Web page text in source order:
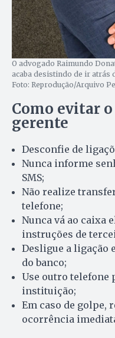
O advogado Raimundo
acaba desistindo de ir atrás
Foto: Reprodução/Arquivo
Como evitar
gerente
Desconfie de
Nunca informe
SMS;
Não realize
telefone;
Nunca vá ao caixa
instruções de
Desligue a ligação
do banco;
Use outro telefone
instituição;
Em caso de golpe,
ocorrência